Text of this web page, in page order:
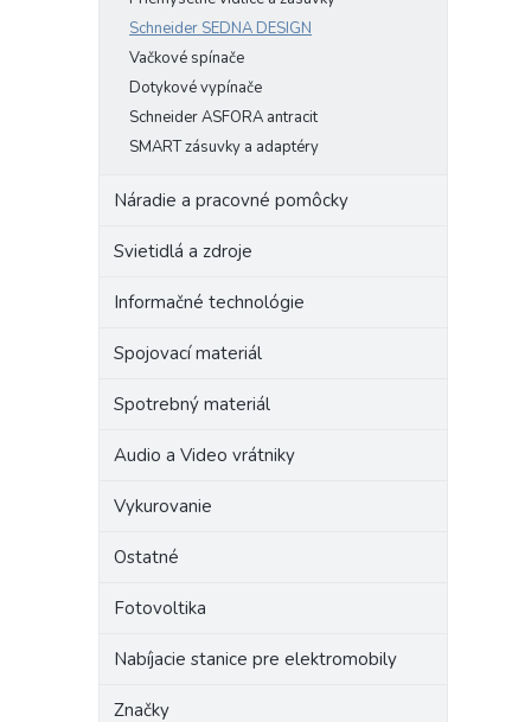
Schneider SEDNA DESIGN
Vačkové spínače
Dotykové vypínače
Schneider ASFORA antracit
SMART zásuvky a adaptéry
Náradie a pracovné pomôcky
Svietidlá a zdroje
Informačné technológie
Spojovací materiál
Spotrebný materiál
Audio a Video vrátniky
Vykurovanie
Ostatné
Fotovoltika
Nabíjacie stanice pre elektromobily
Značky